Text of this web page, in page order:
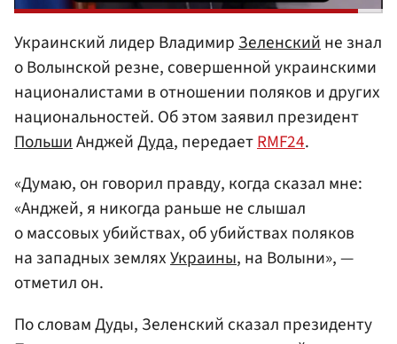
Украинский лидер ВладимирЗеленскийне знал
о Волынской резне, совершенной украинскими
националистами в отношении поляков и других
национальностей. Об этом заявил президент
ПольшиАнджейДуда, передаетRMF24.
«Думаю, он говорил правду, когда сказал мне:
«Анджей, я никогда раньше не слышал
о массовых убийствах, об убийствах поляков
на западных земляхУкраины, на Волыни», —
отметил он.
По словам Дуды, Зеленский сказал президенту